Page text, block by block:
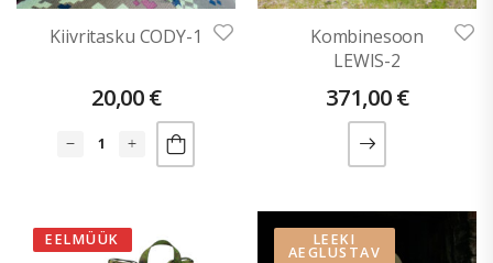
Kiivritasku CODY-1
20,00€
Kombinesoon
LEWIS-2
371,00€
EELMÜÜK LEEKI
AEGLUSTAV